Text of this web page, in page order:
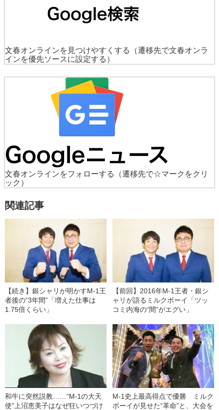
文春オンラインを見つけやすくする
（遷移先で文春オンラ
インを優先ソースに設定する）
文春オンラインをフォローする
（遷移先で☆マークをクリ
ック）
関連記事
【続き】銀シャリが明かすM-1王
者後の“3年間”「増えた仕事は
1.75倍くらい」
【前回】2016年M-1王者・銀シ
ャリが語るミルクボーイ「ツッ
コミ内海の“間”がエグい」
和牛に突然説教……“M-1の大天
使”上沼恵美子はなぜ狂いつづけ
M-1史上最高得点で優勝 ミルク
ボーイが見せた“革命”と、大会を